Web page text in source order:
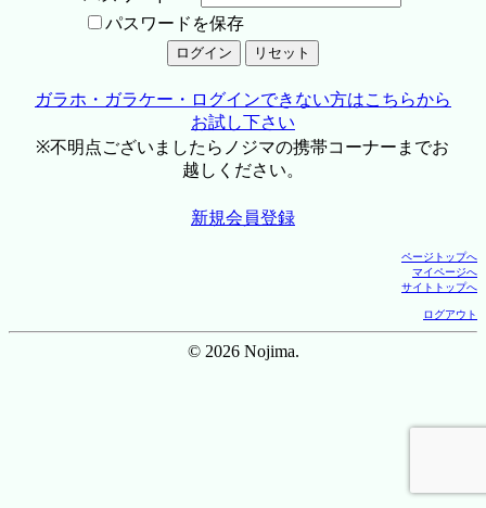
パスワードを保存
ガラホ・ガラケー・ログインできない方はこちらから
お試し下さい
※不明点ございましたらノジマの携帯コーナーまでお
越しください。
新規会員登録
ページトップへ
マイページへ
サイトトップへ
ログアウト
© 2026 Nojima.